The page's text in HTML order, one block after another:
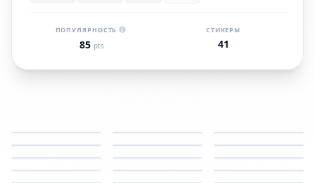
ПОПУЛЯРНОСТЬ
85 pts
СТИКЕРЫ
41